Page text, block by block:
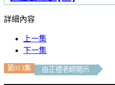
詳細內容
上一集
下一集
第013集 由正禮老師開示